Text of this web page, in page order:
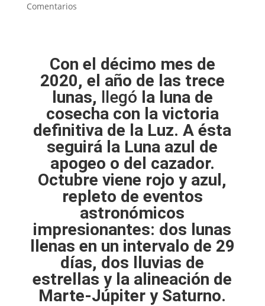
Comentarios
Con el décimo mes de
2020, el año de las trece
lunas, llegó la luna de
cosecha con la victoria
definitiva de la Luz. A ésta
seguirá la Luna azul de
apogeo o del cazador.
Octubre viene rojo y azul,
repleto de eventos
astronómicos
impresionantes: dos lunas
llenas en un intervalo de 29
días, dos lluvias de
estrellas y la alineación de
Marte-Júpiter y Saturno.